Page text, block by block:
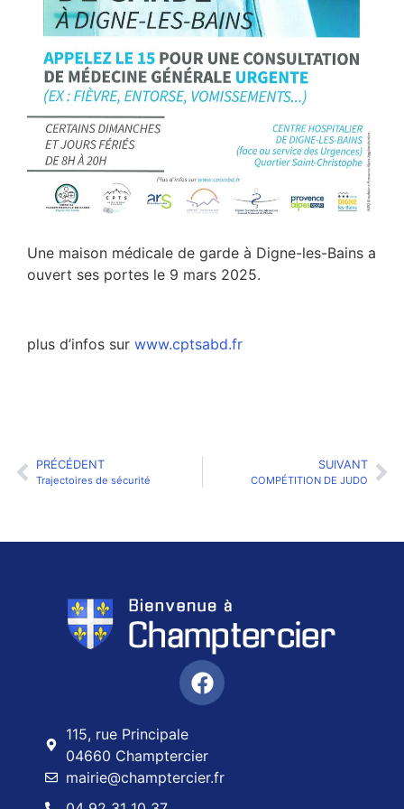
Une maison médicale de garde à Digne-les-Bains a
ouvert ses portes le 9 mars 2025.
plus d’infos sur www.cptsabd.fr
PRÉCÉDENT
Trajectoires de sécurité
SUIVANT
COMPÉTITION DE JUDO
115, rue Principale
04660 Champtercier
mairie@champtercier.fr